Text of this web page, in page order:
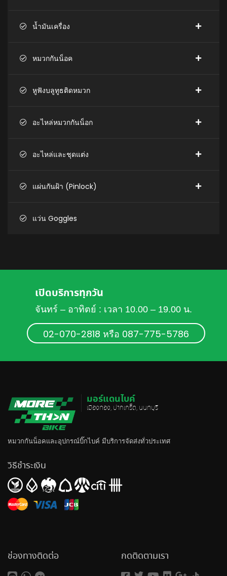
น้ำมันเครื่อง
หมวกกันน็อค
หูฟังบลูทูธติดหมวก
อะไหล่หมวกกันน็อก
อะไหล่และชุดแต่ง
แผ่นกันฝ้า (Pinlock)
แว่น Goggles
เปิดบริการทุกวัน
จันทร์ – อาทิตย์ : เวลา 10.00 – 19.00 น.
02-070-2818 หรือ 087-775-5786
มอร์แดนไบค์
เมืองทอง, ปากเกร็ด, นนทบุรี
หมวกกันน็อคและอุปกรณ์บิ๊กไบค์ มีบริการจัดส่งทั่วประเทศ
วิธีชำระเงิน
ช่องทางติดต่อ กดติดตามเรา